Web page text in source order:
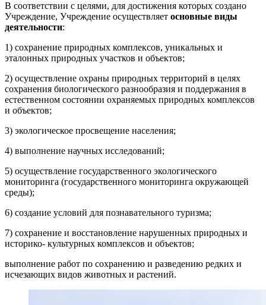
В соответствии с целями, для достижения которых создано
Учреждение, Учреждение осуществляет основные виды
деятельности:
1) сохранение природных комплексов, уникальных и
эталонных природных участков и объектов;
2) осуществление охраны природных территорий в целях
сохранения биологического разнообразия и поддержания в
естественном состоянии охраняемых природных комплексов
и объектов;
3) экологическое просвещение населения;
4) выполнение научных исследований;
5) осуществление государственного экологического
мониторинга (государственного мониторинга окружающей
среды);
6) создание условий для познавательного туризма;
7) сохранение и восстановление нарушенных природных и
историко- культурных комплексов и объектов;
выполнение работ по сохранению и разведению редких и
исчезающих видов животных и растений.